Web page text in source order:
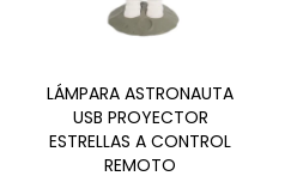
LÁMPARA ASTRONAUTA
USB PROYECTOR
ESTRELLAS A CONTROL
REMOTO